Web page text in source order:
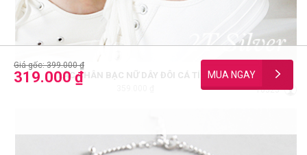
Giá gốc: 399.000 ₫
319.000 ₫LẮC CHÂN BẠC NỮ DÂY ĐÔI CÁ TÍNH LCBN330
10323